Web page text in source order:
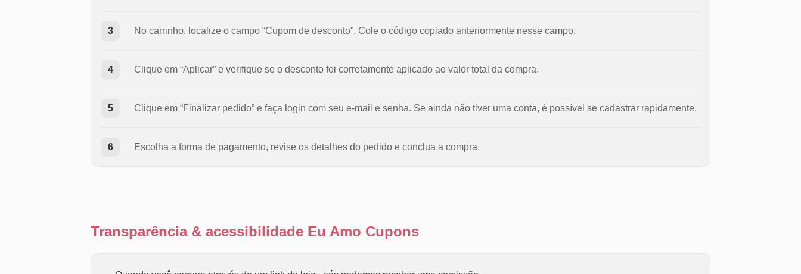
3 No carrinho, localize o campo “Cupom de desconto”. Cole o código copiado anteriormente nesse campo.
4 Clique em “Aplicar” e verifique se o desconto foi corretamente aplicado ao valor total da compra.
5 Clique em “Finalizar pedido” e faça login com seu e-mail e senha. Se ainda não tiver uma conta, é possível se cadastrar rapidamente.
6 Escolha a forma de pagamento, revise os detalhes do pedido e conclua a compra.
Transparência & acessibilidade Eu Amo Cupons